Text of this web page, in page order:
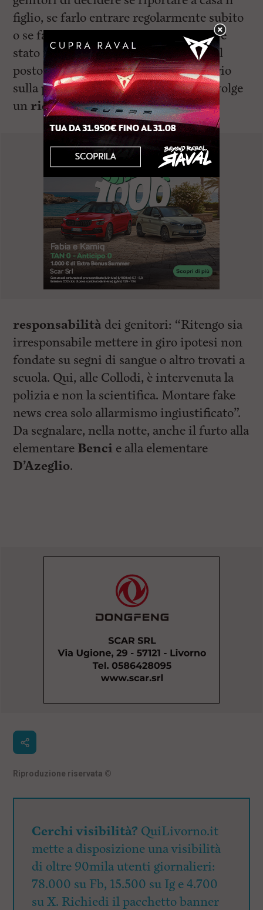
figlio, se farlo entrare regolarmente subito
o se farlo entrare le 10. Nel frattempo è
stato ripristinato il riscaldamento. Sul
posto è intervenuta la polizia. E proprio
sulla presenza della polizia Valente rivolge
unrichiamo al senso di
responsabilità dei genitori: “Ritengo sia
irresponsabile mettere in giro ipotesi non
fondate su segni di sangue o altro trovati a
scuola. Qui, alle Collodi, è intervenuta la
polizia e non la scientifica. Montare fake
news crea solo allarmismo ingiustificato”.
Da segnalare, nella notte, anche il furto alla
elementare Benci e alla elementare
D’Azeglio.
Riproduzione riservata ©
Cerchi visibilità? QuiLivorno.it
mette a disposizione una visibilità
di oltre 90mila utenti giornalieri:
78.000 su Fb, 15.500 su Ig e 4.700
su X. Richiedi il pacchetto banner